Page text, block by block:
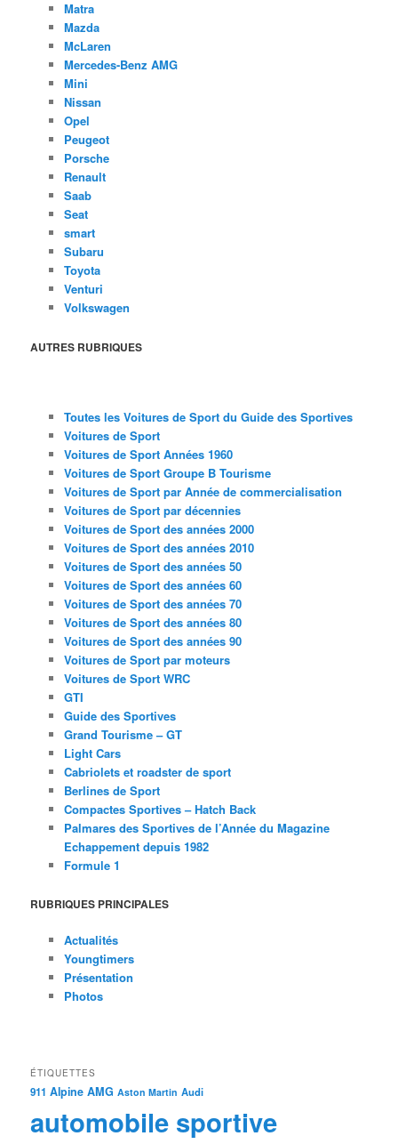
Matra
Mazda
McLaren
Mercedes-Benz AMG
Mini
Nissan
Opel
Peugeot
Porsche
Renault
Saab
Seat
smart
Subaru
Toyota
Venturi
Volkswagen
AUTRES RUBRIQUES
Toutes les Voitures de Sport du Guide des Sportives
Voitures de Sport
Voitures de Sport Années 1960
Voitures de Sport Groupe B Tourisme
Voitures de Sport par Année de commercialisation
Voitures de Sport par décennies
Voitures de Sport des années 2000
Voitures de Sport des années 2010
Voitures de Sport des années 50
Voitures de Sport des années 60
Voitures de Sport des années 70
Voitures de Sport des années 80
Voitures de Sport des années 90
Voitures de Sport par moteurs
Voitures de Sport WRC
GTI
Guide des Sportives
Grand Tourisme – GT
Light Cars
Cabriolets et roadster de sport
Berlines de Sport
Compactes Sportives – Hatch Back
Palmares des Sportives de l’Année du Magazine
Echappement depuis 1982
Formule 1
RUBRIQUES PRINCIPALES
Actualités
Youngtimers
Présentation
Photos
ÉTIQUETTES
911 Alpine AMG Aston Martin Audi
automobile sportive